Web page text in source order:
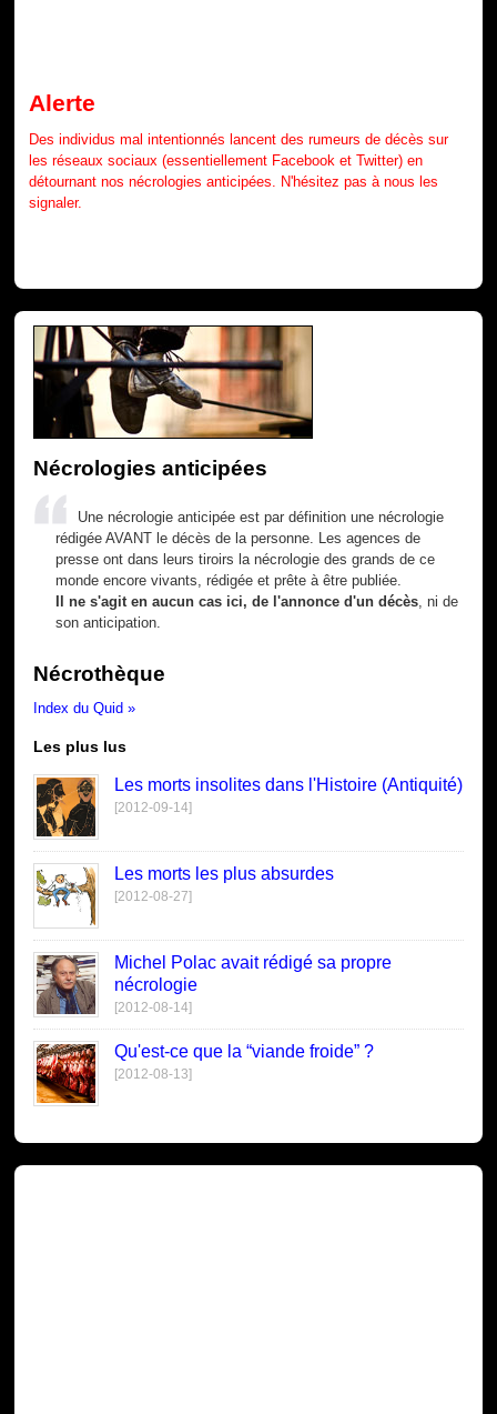
Alerte
Des individus mal intentionnés lancent des rumeurs de décès sur
les réseaux sociaux (essentiellement Facebook et Twitter) en
détournant nos nécrologies anticipées. N'hésitez pas à nous les
signaler.
Nécrologies anticipées
Une nécrologie anticipée est par définition une nécrologie
rédigée AVANT le décès de la personne. Les agences de
presse ont dans leurs tiroirs la nécrologie des grands de ce
monde encore vivants, rédigée et prête à être publiée.
Il ne s'agit en aucun cas ici, de l'annonce d'un décès , ni de
son anticipation.
Nécrothèque
Index du Quid »
Les plus lus
Les morts insolites dans l'Histoire (Antiquité)
[2012-09-14]
Les morts les plus absurdes
[2012-08-27]
Michel Polac avait rédigé sa propre
nécrologie
[2012-08-14]
Qu'est-ce que la “viande froide” ?
[2012-08-13]